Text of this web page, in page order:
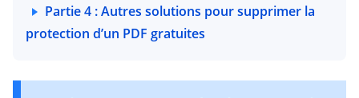
Partie 4 : Autres solutions pour supprimer la
protection d’un PDF gratuites